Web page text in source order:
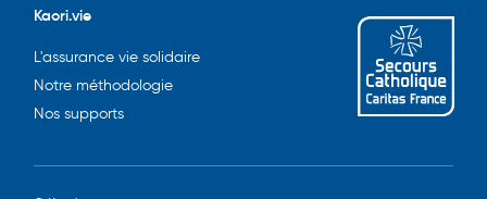
Kaori.vie
L'assurance vie solidaire
Notre méthodologie
Nos supports